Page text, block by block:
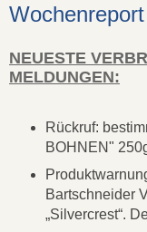
NEUESTE
MELDUNGEN:
Rückruf:
BOHNEN"
Bartschneider
„Silvercrest“.